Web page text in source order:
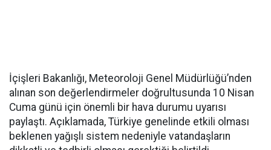
İçişleri Bakanlığı, Meteoroloji Genel Müdürlüğü’nden
alınan son değerlendirmeler doğrultusunda 10 Nisan
Cuma günü için önemli bir hava durumu uyarısı
paylaştı. Açıklamada, Türkiye genelinde etkili olması
beklenen yağışlı sistem nedeniyle vatandaşların